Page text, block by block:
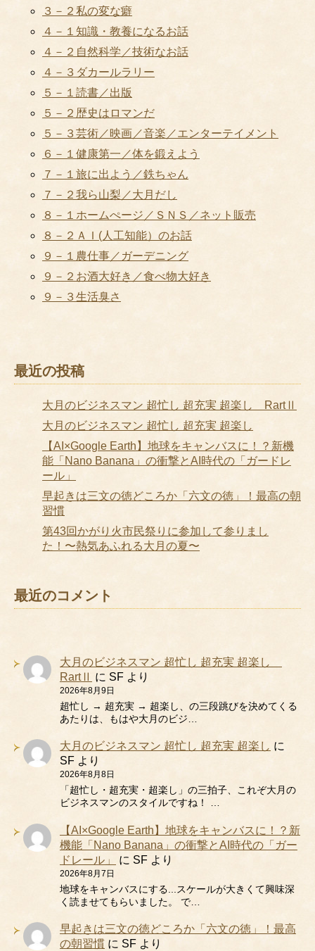
３－２私の変な癖
４－１知識・教養になるお話
４－２自然科学／技術なお話
４－３ダカールラリー
５－１読書／出版
５－２歴史はロマンだ
５－３芸術／映画／音楽／エンターテイメント
６－１健康第一／体を鍛えよう
７－１旅に出よう／鉄ちゃん
７－２我ら山梨／大月だし
８－１ホームぺージ／ＳＮＳ／ネット販売
８－２ＡＩ(人工知能）のお話
９－１農仕事／ガーデニング
９－２お酒大好き／食べ物大好き
９－３生活臭さ
最近の投稿
大月のビジネスマン 超忙し 超充実 超楽し RartⅡ
大月のビジネスマン 超忙し 超充実 超楽し
【AI×Google Earth】地球をキャンバスに！？新機
能「Nano Banana」の衝撃とAI時代の「ガードレ
ール」
早起きは三文の徳どころか「六文の徳」！最高の朝
習慣
第43回かがり火市民祭りに参加して参りまし
た！〜熱気あふれる大月の夏〜
最近のコメント
大月のビジネスマン 超忙し 超充実 超楽し
RartⅡ に SF より
2026年8月9日
超忙し → 超充実 → 超楽し、の三段跳びを決めてくる
あたりは、もはや大月のビジ…
大月のビジネスマン 超忙し 超充実 超楽し に
SF より
2026年8月8日
「超忙し・超充実・超楽し」の三拍子、これぞ大月の
ビジネスマンのスタイルですね！ …
【AI×Google Earth】地球をキャンバスに！？新
機能「Nano Banana」の衝撃とAI時代の「ガー
ドレール」
に SF より
2026年8月7日
地球をキャンバスにする...スケールが大きくて興味深
く読ませてもらいました。 で…
早起きは三文の徳どころか「六文の徳」！最高
の朝習慣 に SF より